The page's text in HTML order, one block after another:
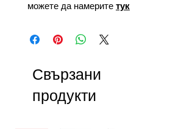
можете да намерите тук
Свързани
продукти